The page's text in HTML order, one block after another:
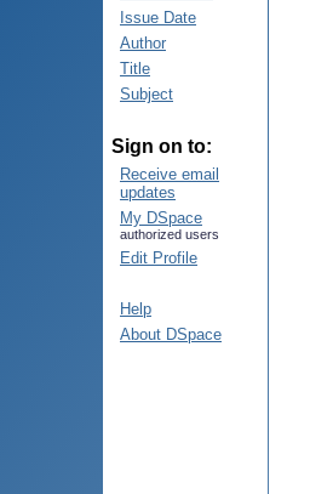
Issue Date
Author
Title
Subject
Sign on to:
Receive email
updates
My DSpace
authorized users
Edit Profile
Help
About DSpace